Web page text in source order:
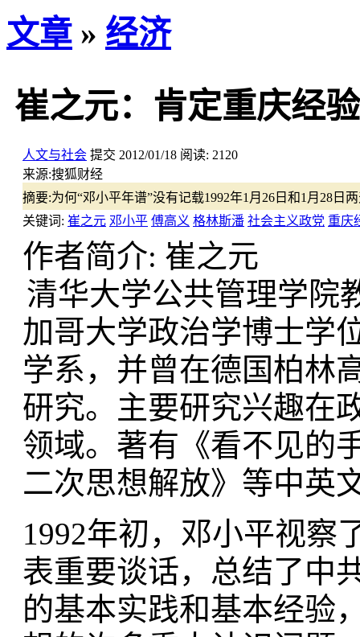
文章 » 经济
崔之元：肯定重庆经
人文与社会 提交 2012/01/18 阅读: 2120
来源:搜狐财经
摘要:为何“邓小平年谱”没有记载1992年1月26日和1月28
关键词: 崔之元 邓小平 傅高义 格林斯潘 社会主义政党 重庆
作者简介: 崔之元
清华大学公共管理学院
加哥大学政治学博士学
学系，并曾在德国柏林
研究。主要研究兴趣在
领域。著有《看不见的
二次思想解放》等中英
1992年初，邓小平视察
表重要谈话，总结了中
的基本实践和基本经验